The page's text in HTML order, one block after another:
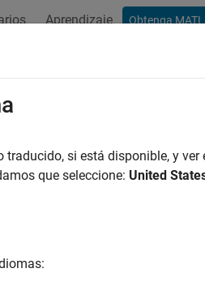
Aprendizaje Obtenga
How useful
si está disponible, y
que seleccione: United